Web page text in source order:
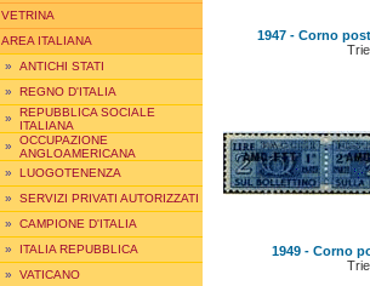
VETRINA
AREA ITALIANA
» ANTICHI STATI
» REGNO D'ITALIA
» REPUBBLICA SOCIALE
ITALIANA
» OCCUPAZIONE
ANGLOAMERICANA
» LUOGOTENENZA
» SERVIZI PRIVATI AUTORIZZATI
» CAMPIONE D'ITALIA
» ITALIA REPUBBLICA
» VATICANO
1947 - Corno
1949 - Corno